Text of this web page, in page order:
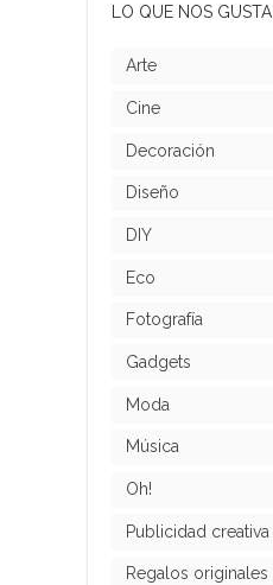
LO QUE NOS GUSTA
Arte
Cine
Decoración
Diseño
DIY
Eco
Fotografía
Gadgets
Moda
Música
Oh!
Publicidad creativa
Regalos originales